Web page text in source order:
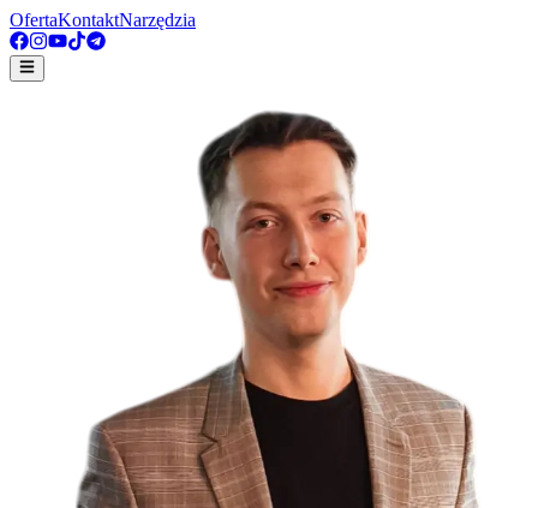
OfertaKontaktNarzędzia